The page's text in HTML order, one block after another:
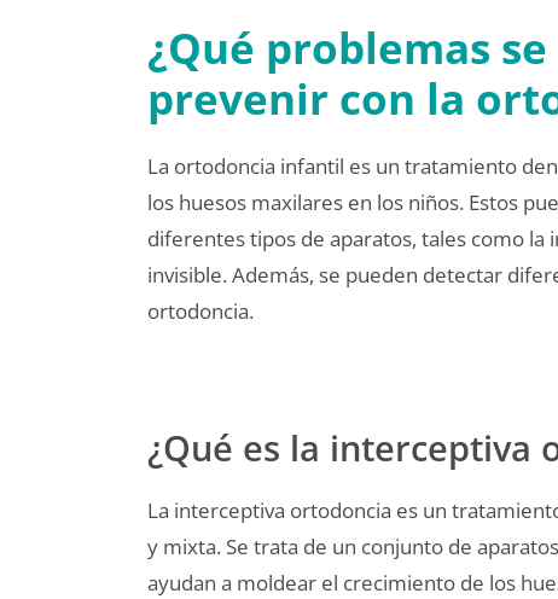
¿Qué problemas
prevenir con la
La ortodoncia infantil es un tratamiento
los huesos maxilares en los niños. Estos
diferentes tipos de aparatos, tales como
invisible. Además, se pueden detectar
ortodoncia.
¿Qué es la interceptiva
La interceptiva ortodoncia es un
y mixta. Se trata de un conjunto de
ayudan a moldear el crecimiento de los